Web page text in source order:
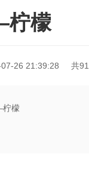
柠檬
26 21:39:28 共
檬